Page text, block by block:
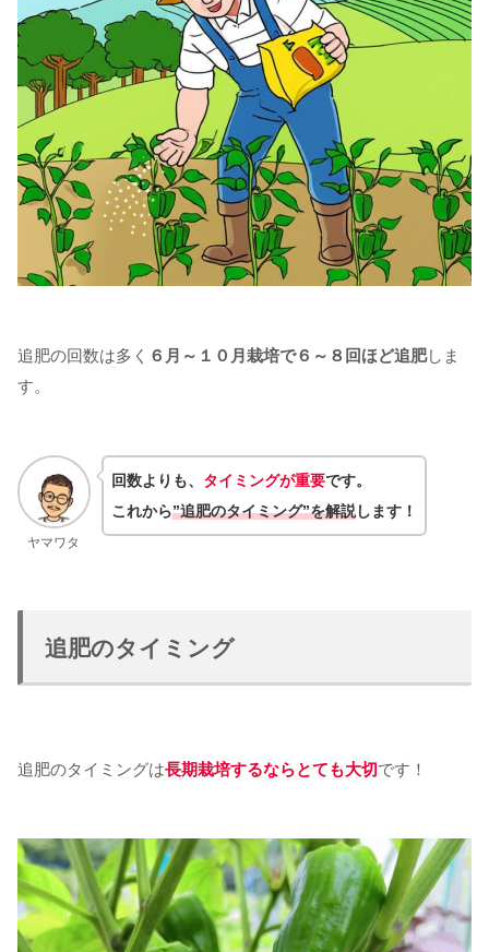
追肥の回数は多く ６月～１０月栽培で６～８回ほど追肥しま
す。
ヤマワタ
回数よりも、 タイミングが重要です。
これから”追肥のタイミング”を解説します！
追肥のタイミング
追肥のタイミングは長期栽培するならとても大切です！